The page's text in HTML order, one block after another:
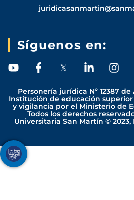
Síguenos en:
Y
u
t
u
b
F
c
e
b
o
L
n
k
e
d
I
s
t
a
g
Personería jurídica Nº 12387 de
Institución de educación
y vigilancia por el Ministerio de
Todos los derechos
Universitaria San Martín © 2023,
Youtube
Facebook
Twitter
TikTok
Instagram